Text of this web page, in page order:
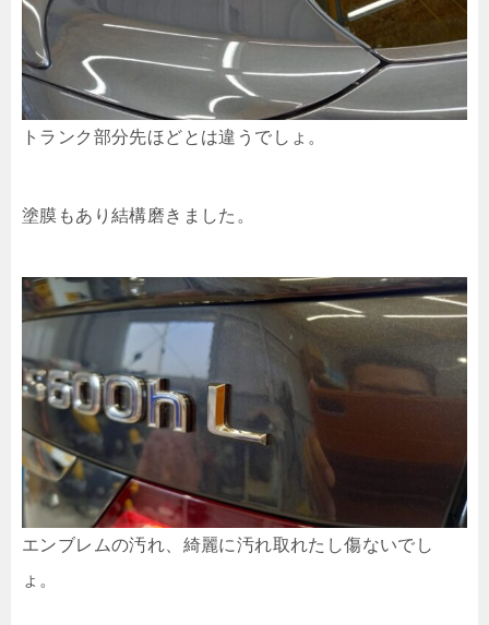
トランク部分先ほどとは違うでしょ。
塗膜もあり結構磨きました。
エンブレムの汚れ、綺麗に汚れ取れたし傷ないでし
ょ。